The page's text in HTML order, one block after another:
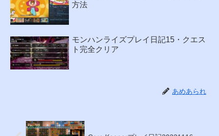
方法
モンハンライズプレイ日記15・クエス
ト完全クリア
あめあられ